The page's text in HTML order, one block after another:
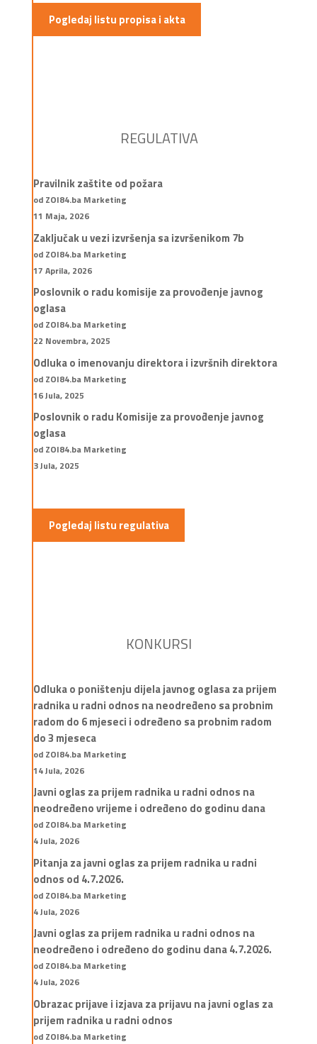
Pogledaj listu propisa i akta
REGULATIVA
Pravilnik zaštite od požara
od ZOI84.ba Marketing
11 Maja, 2026
Zaključak u vezi izvršenja sa izvršenikom 7b
od ZOI84.ba Marketing
17 Aprila, 2026
Poslovnik o radu komisije za provođenje javnog
oglasa
od ZOI84.ba Marketing
22 Novembra, 2025
Odluka o imenovanju direktora i izvršnih direktora
od ZOI84.ba Marketing
16 Jula, 2025
Poslovnik o radu Komisije za provođenje javnog
oglasa
od ZOI84.ba Marketing
3 Jula, 2025
Pogledaj listu regulativa
KONKURSI
Odluka o poništenju dijela javnog oglasa za prijem
radnika u radni odnos na neodređeno sa probnim
radom do 6 mjeseci i određeno sa probnim radom
do 3 mjeseca
od ZOI84.ba Marketing
14 Jula, 2026
Javni oglas za prijem radnika u radni odnos na
neodređeno vrijeme i određeno do godinu dana
od ZOI84.ba Marketing
4 Jula, 2026
Pitanja za javni oglas za prijem radnika u radni
odnos od 4.7.2026.
od ZOI84.ba Marketing
4 Jula, 2026
Javni oglas za prijem radnika u radni odnos na
neodređeno i određeno do godinu dana 4.7.2026.
od ZOI84.ba Marketing
4 Jula, 2026
Obrazac prijave i izjava za prijavu na javni oglas za
prijem radnika u radni odnos
od ZOI84.ba Marketing